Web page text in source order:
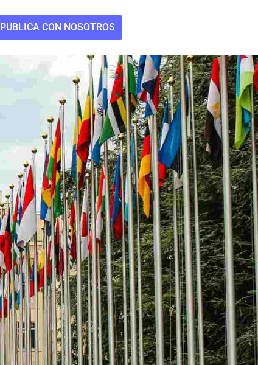
PUBLICA CON NOSOTROS